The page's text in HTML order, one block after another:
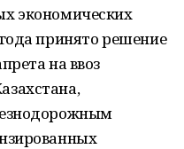
экономических
принято решение
на ввоз